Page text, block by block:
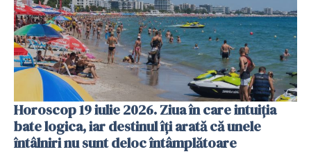
Horoscop 19 iulie 2026. Ziua în care intuiția
bate logica, iar destinul îți arată că unele
întâlniri nu sunt deloc întâmplătoare